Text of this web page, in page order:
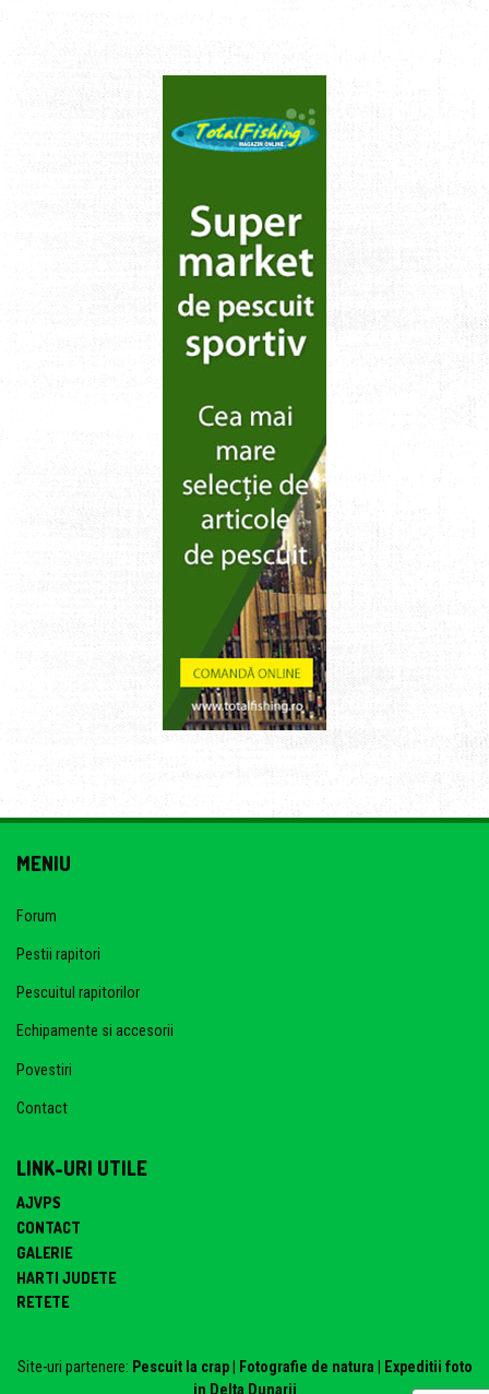
MENIU
Forum
Pestii rapitori
Pescuitul rapitorilor
Echipamente si accesorii
Povestiri
Contact
LINK-URI UTILE
AJVPS
CONTACT
GALERIE
HARTI JUDETE
RETETE
Site-uri partenere: Pescuit la crap| Fotografie de natura
Expeditii foto
in Delta Dunarii